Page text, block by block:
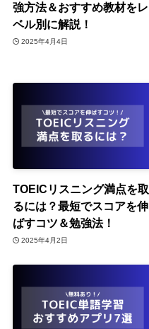
強方法＆おすすめ教材をレ
ベル別に解説！
2025年4月4日
TOEICリスニング満点を取
るには？最短でスコアを伸
ばすコツ＆勉強法！
2025年4月2日